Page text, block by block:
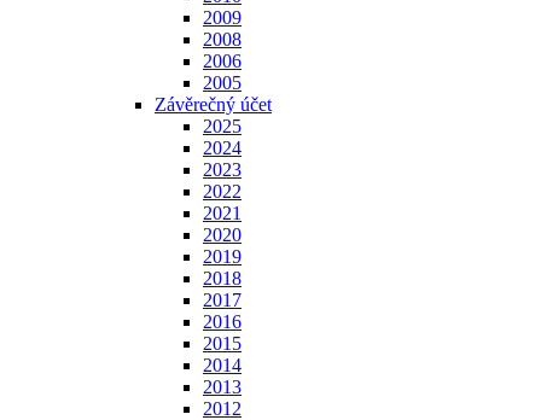
2009
2008
2006
2005
Závěrečný účet
2025
2024
2023
2022
2021
2020
2019
2018
2017
2016
2015
2014
2013
2012